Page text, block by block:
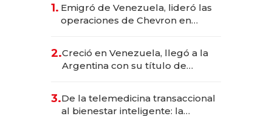
1. Emigró de Venezuela, lideró las
operaciones de Chevron en
2.Creció en Venezuela, llegó a la
Argentina con su título de
las marcas "fast premium"
3.De la telemedicina transaccional
al bienestar inteligente: la